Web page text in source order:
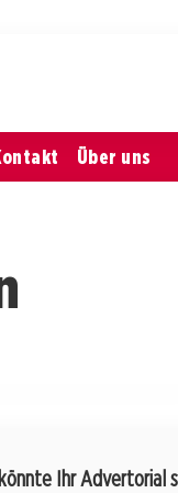
Über uns
die Hitze die
Ihr Advertorial